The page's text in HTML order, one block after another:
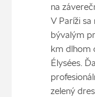
na
V Paríži
bývalým
km dlhom
Élysées.
zelený